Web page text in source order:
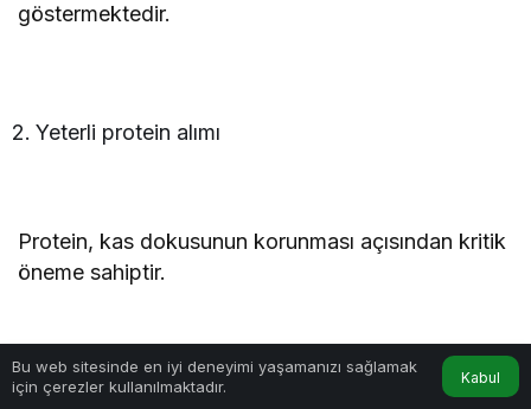
göstermektedir.
Yeterli protein alımı
Protein, kas dokusunun korunması açısından kritik
öneme sahiptir.
Hareketsiz yaşamı azaltmak
Bu web sitesinde en iyi deneyimi yaşamanızı sağlamak
için çerezler kullanılmaktadır.
Kabul